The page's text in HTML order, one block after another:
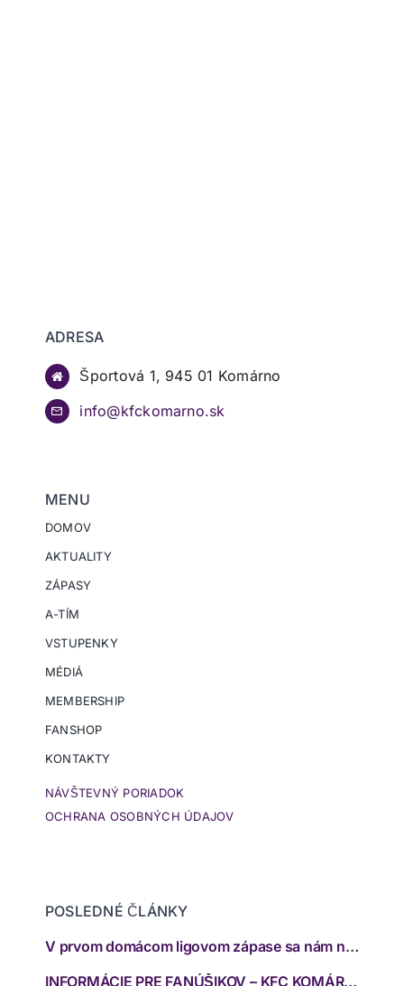
ADRESA
Športová 1, 945 01 Komárno
info@kfckomarno.sk
POSLEDNÉ ČLÁNKY
V prvom domácom ligovom zápase sa nám nepodarilo zabodovať
INFORMÁCIE PRE FANÚŠIKOV – KFC KOMÁRNO – FC SPARTAK TRNAVA
MENU
DOMOV
AKTUALITY
ZÁPASY
A-TÍM
VSTUPENKY
MÉDIÁ
MEMBERSHIP
FANSHOP
KONTAKTY
NÁVŠTEVNÝ PORIADOK
OCHRANA OSOBNÝCH ÚDAJOV